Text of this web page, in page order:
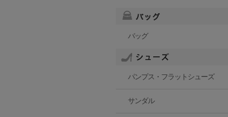
バッグ
パンプス・フラットシューズ
サンダル